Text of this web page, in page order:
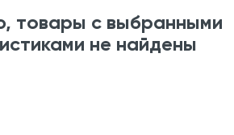
товары с выбранными
не найдены